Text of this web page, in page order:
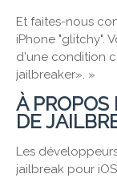
Et faites-nous
iPhone "glitchy".
d'une condition
jailbreaker». »
À
DE
Les
jailbreak pour